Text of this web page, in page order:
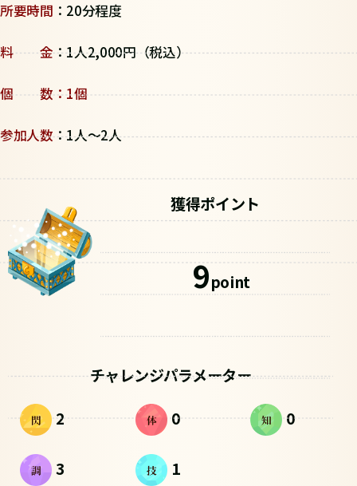
所要時間 ：20分程度
料 金：1人2,000円（税込）
個 数：1個
参加人数：1人～2人
獲得ポイント
9point
チャレンジパラメーター
2
0 0
3 1